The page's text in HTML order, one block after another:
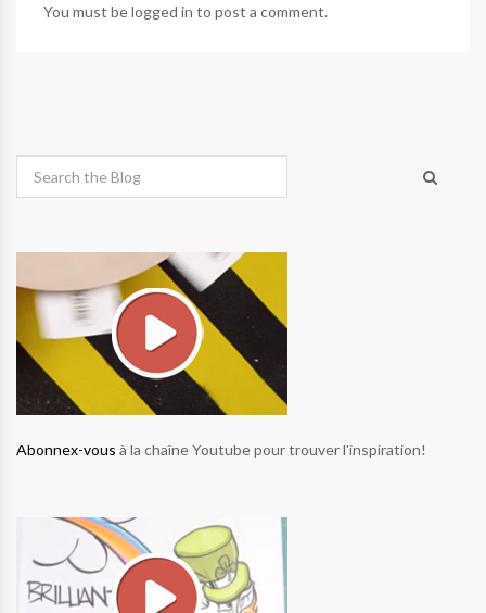
You must belogged in to post a comment.
Abonnex-vous à la chaîne Youtube pour trouver l'inspiration!